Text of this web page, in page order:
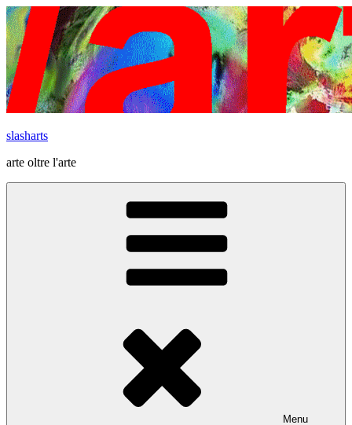
Vai
al
contenuto
slasharts
arte oltre l'arte
Menu